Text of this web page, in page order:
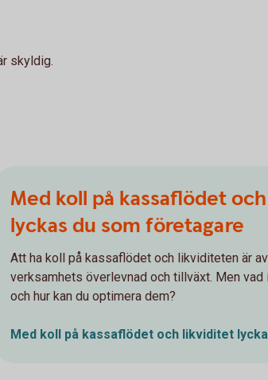
skyldig.
Med koll på kassaflödet
lyckas du som företagare
Att ha koll på kassaflödet och likviditeten är
verksamhets överlevnad och tillväxt. Men vad
och hur kan du optimera dem?
Med koll på kassaflödet och likviditet